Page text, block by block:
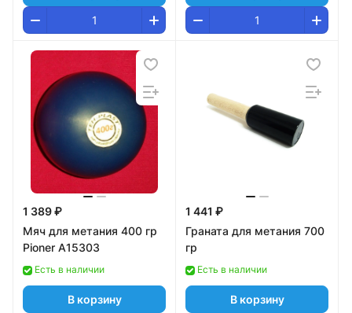
1 389 ₽
Мяч для метания 400 гр
Pioner A15303
Есть в наличии
В корзину
1 441 ₽
Граната для метания 700
гр
Есть в наличии
В корзину